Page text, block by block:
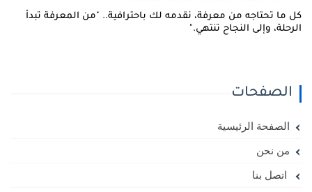
ما تحتاجه من معرفة، نقدمه لك باحترافية.. "من المعرفة تبدأ
وإلى النجاح تنتهي."
الصفحات
الصفحة الرئيسية
من نحن
اتصل بنا